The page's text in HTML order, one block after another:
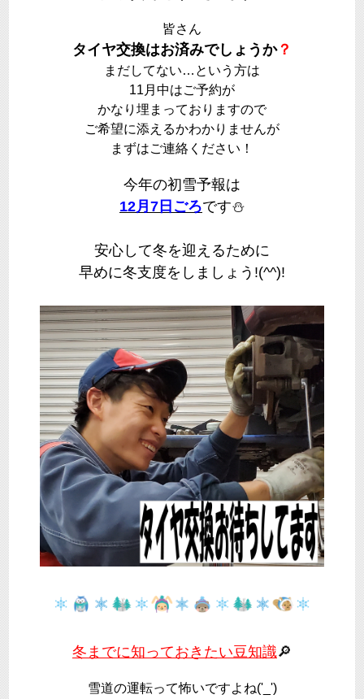
皆さん
タイヤ交換はお済みでしょうか？
まだしてない…という方は
11月中はご予約が
かなり埋まっておりますので
ご希望に添えるかわかりませんが
まずはご連絡ください！
今年の初雪予報は
12月7日ごろです⛄
安心して冬を迎えるために
早めに冬支度をしましょう!(^^)!
冬までに知っておきたい豆知識🔎
雪道の運転って怖いですよね('_')